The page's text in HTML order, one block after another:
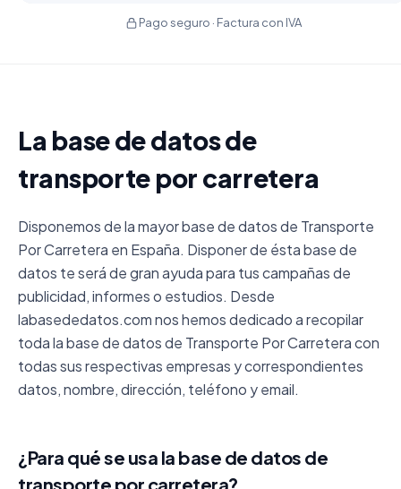
Pago seguro · Factura con IVA
La base de datos de
transporte por carretera
Disponemos de la mayor base de datos de Transporte
Por Carretera en España. Disponer de ésta base de
datos te será de gran ayuda para tus campañas de
publicidad, informes o estudios. Desde
labasededatos.com nos hemos dedicado a recopilar
toda la base de datos de Transporte Por Carretera con
todas sus respectivas empresas y correspondientes
datos, nombre, dirección, teléfono y email.
¿Para qué se usa la base de datos de
transporte por carretera?